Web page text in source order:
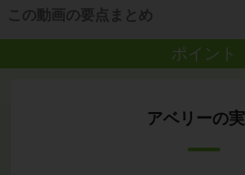
この動画の要点まとめ
ポイント
アベリーの